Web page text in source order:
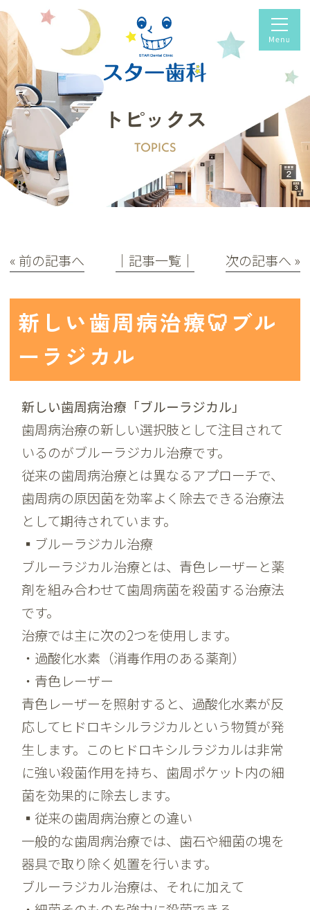
トピックス
TOPICS
« 前の記事へ │記事一覧│ 次の記事へ »
新しい歯周病治療🦷ブル
ーラジカル
新しい歯周病治療「ブルーラジカル」
歯周病治療の新しい選択肢として注目されて
いるのがブルーラジカル治療です。
従来の歯周病治療とは異なるアプローチで、
歯周病の原因菌を効率よく除去できる治療法
として期待されています。
▪️ブルーラジカル治療
ブルーラジカル治療とは、 青色レーザーと薬
剤を組み合わせて歯周病菌を殺菌する治療法
です。
治療では主に次の2つを使用します。
・過酸化水素（消毒作用のある薬剤）
・青色レーザー
青色レーザーを照射すると、過酸化水素が反
応してヒドロキシルラジカルという物質が発
生します。このヒドロキシルラジカルは非常
に強い殺菌作用を持ち、歯周ポケット内の細
菌を効果的に除去します。
▪️従来の歯周病治療との違い
一般的な歯周病治療では、歯石や細菌の塊を
器具で取り除く処置を行います。
ブルーラジカル治療は、それに加えて